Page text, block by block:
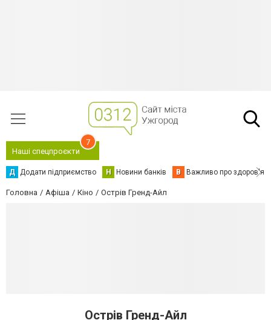
Наші спецпроєкти
7
Д Додати підприємство Н Новини банків В Важливо про здоров'я
Головна Афіша Кіно Острів Гренд-Айл
Острів Гренд-Айл